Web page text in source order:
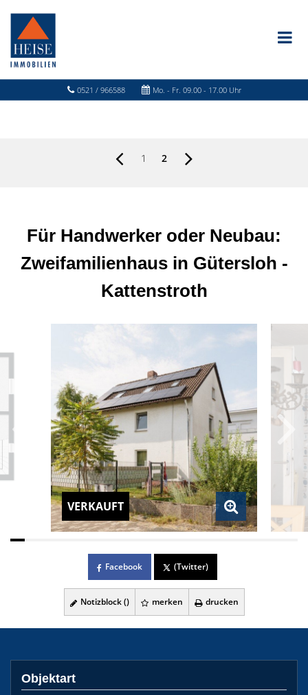
0521 / 966588 Mo. - Fr. 09.00 - 17.00 Uhr
1 2
Für Handwerker oder Neubau:
Zweifamilienhaus in Gütersloh -
Kattenstroth
VERKAUFT
Facebook (Twitter)
Notizblock () merken drucken
Objektart